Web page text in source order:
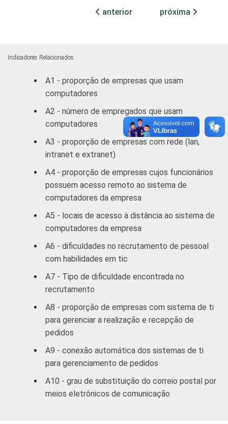
CNAE
Comércio/
Autos
Hotel/
Alimentação
9,99
Transp./
Armaz./
Comunicação
26,69
Ativ.
Imobiliárias,
aluguel e
serviços
Ativ. Cinema/
* Base: 2.030 empresas com 10 funcionários ou
mais, que constituem os seguintes segmentos da
92.2. Respostas referentes aos últimos doze
meses (pesquisa realizada em agosto/setembro
2005).
anterior próxima
Indicadores Relacionados
A1 - proporção de empresas que usam
computadores
A2 - número de empregados que usam
computadores
A3 - proporção de empresas com rede (lan,
intranet e extranet)
A4 - proporção de empresas cujos funcionários
possuem acesso remoto ao sistema de
computadores da empresa
A5 - locais de acesso à distância ao sistema de
computadores da empresa
A6 - dificuldades no recrutamento de pessoal
com habilidades em tic
A7 - Tipo de dificuldade encontrada no
recrutamento
A8 - proporção de empresas com sistema de ti
para gerenciar a realização e recepção de
pedidos
A9 - conexão automática dos sistemas de ti
para gerenciamento de pedidos
A10 - grau de substituição do correio postal por
meios eletrônicos de comunicação